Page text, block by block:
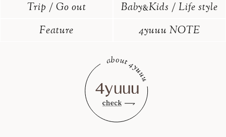
Trip / Go out
Baby&Kids / Life style
Feature
4yuuu NOTE